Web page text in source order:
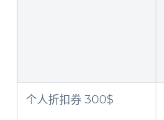
个人折扣券 300$